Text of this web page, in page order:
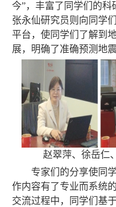
今”，丰富了同学们的
张永仙研究员则向同学
平台，使同学们了解到
展，明确了准确预测地
赵翠萍、徐岳仁
专家们的分享使同
作内容有了专业而系统
交流过程中，同学们基